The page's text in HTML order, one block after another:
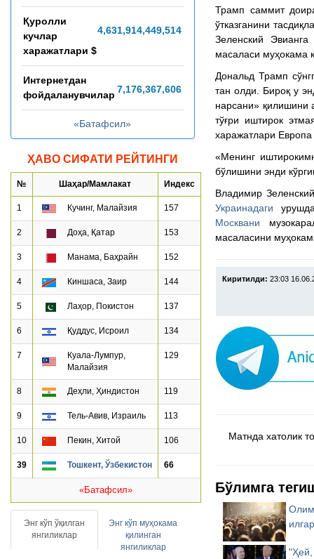
4,631,914,559,628
Қуролли
кучлар
харажатлари $
7,176,367,635
Интернетдан
фойдаланувчилар
«Батафсил»
ҲАВО СИФАТИ РЕЙТИНГИ
№ Шаҳар/Мамлакат Индекс
1 Кучинг, Малайзия 157
2 Доҳа, Қатар 153
3 Манама, Баҳрайн 152
4 Киншаса, Заир 144
5 Лаҳор, Покистон 137
6 Қуддус, Исроил 134
7
Куала-Лумпур,
Малайзия
129
8 Деҳли, Ҳиндистон 119
9 Тель-Авив, Израиль 113
10 Пекин, Хитой 106
39 Тошкент, Ўзбекистон 66
«Батафсил»
Энг кўп ўқилган
янгиликлар
Энг кўп муҳокама
қилинган
янгиликлар
Трамп саммит
ўтказганини
Зеленский
масаласи муҳокама
Дональд Трамп
тан олди. Бироқ у
нарсани» қилишини
тўғри иштирок
харажатлари
«Менинг
бўлишини энди
Владимир
Украинадаги
Москвани
масаласини
Киритилди: 23:03
Матнда хатолик
Бўлимга